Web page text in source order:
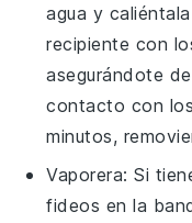
agua y
recipiente con
asegurándote
contacto con los
minutos,
Vaporera: Si
fideos en la